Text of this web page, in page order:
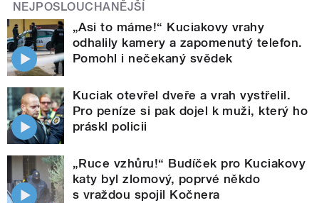
NEJPOSLOUCHANĚJŠÍ
„Asi to máme!“ Kuciakovy vrahy
odhalily kamery a zapomenutý telefon.
Pomohl i nečekaný svědek
Kuciak otevřel dveře a vrah vystřelil.
Pro peníze si pak dojel k muži, který ho
práskl policii
„Ruce vzhůru!“ Budíček pro Kuciakovy
katy byl zlomový, poprvé někdo
s vraždou spojil Kočnera